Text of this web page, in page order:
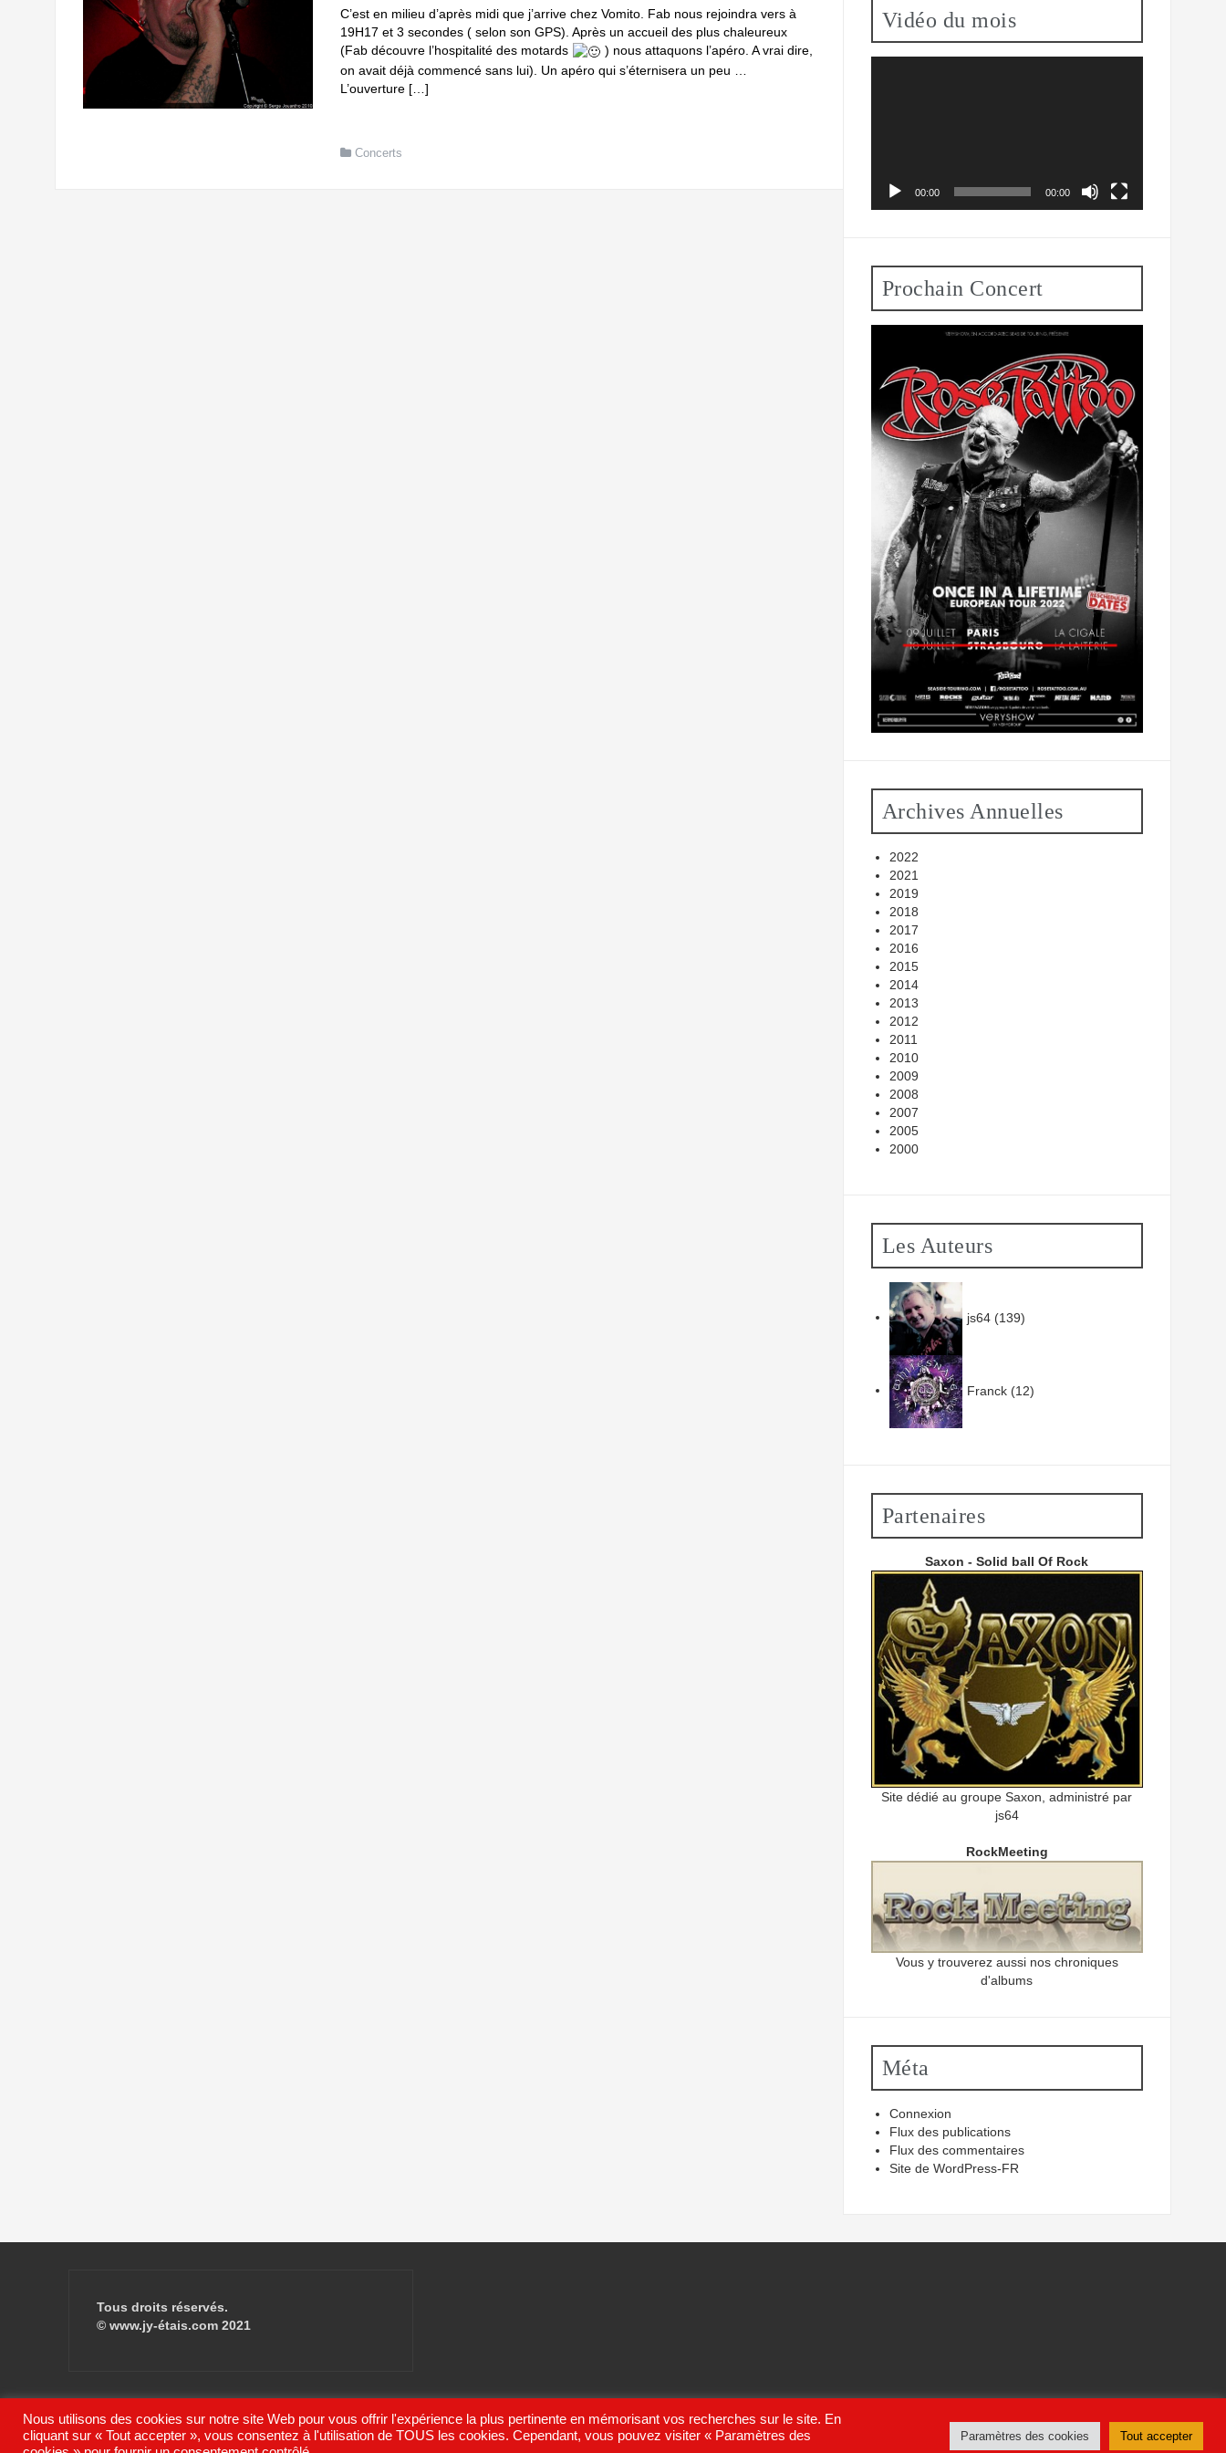
C’est en milieu d’après midi que j’arrive chez Vomito. Fab nous rejoindra vers à
19H17 et 3 secondes ( selon son GPS). Après un accueil des plus chaleureux
(Fab découvre l’hospitalité des motards
) nous attaquons l’apéro. A vrai dire,
on avait déjà commencé sans lui). Un apéro qui s’éternisera un peu …
L’ouverture […]
Concerts
Vidéo du mois
00:00 00:00
Prochain Concert
Archives Annuelles
2022
2021
2019
2018
2017
2016
2015
2014
2013
2012
2011
2010
2009
2008
2007
2005
2000
Les Auteurs
js64(139)
Franck(12)
Partenaires
Saxon - Solid ball Of Rock
Site dédié au groupe Saxon, administré par
js64
RockMeeting
Vous y trouverez aussi nos chroniques
d'albums
Méta
Connexion
Flux des publications
Flux des commentaires
Site de WordPress-FR
Tous droits réservés.
© www.jy-étais.com 2021
Fièrement propulsé par WordPress|ThèmeFlyMagpar Themeisle
Nous utilisons des cookies sur notre site Web pour vous offrir l'expérience la plus pertinente en mémorisant vos recherches sur le site. En
cliquant sur « Tout accepter », vous consentez à l'utilisation de TOUS les cookies. Cependant, vous pouvez visiter « Paramètres des
Paramètres des cookies Tout accepter